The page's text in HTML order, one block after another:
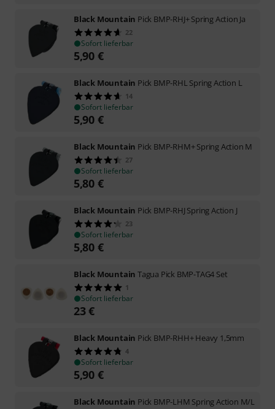
Black Mountain Pick BMP-RHJ+ Spring Action Ja
22
Sofort lieferbar
5,90 €
Black Mountain Pick BMP-RHL Spring Action L
14
Sofort lieferbar
5,90 €
Black Mountain Pick BMP-RHM+ Spring Action M
27
Sofort lieferbar
5,80 €
Black Mountain Pick BMP-RHJ Spring Action J
23
Sofort lieferbar
5,80 €
Black Mountain Tagua Pick BMP-TAG4 Set
1
Sofort lieferbar
23€
Black Mountain Pick BMP-RHH+ Heavy 1,5mm
4
Sofort lieferbar
5,90 €
Black Mountain Pick BMP-LHM Spring Action M/L